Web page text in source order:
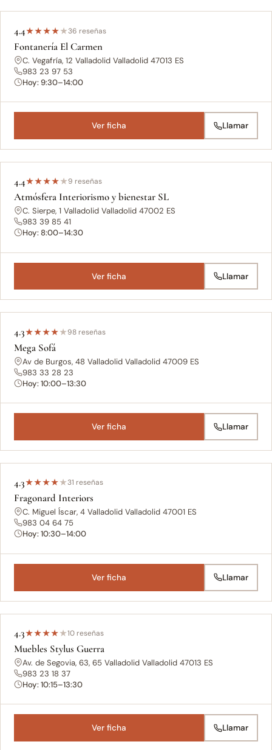
4.4★★★★★36 reseñas
Fontanería El Carmen
C. Vegafría, 12 Valladolid Valladolid 47013 ES
983 23 97 53
Hoy: 9:30–14:00
Ver ficha Llamar
4.4★★★★★9 reseñas
Atmósfera Interiorismo y bienestar SL
C. Sierpe, 1 Valladolid Valladolid 47002 ES
983 39 85 41
Hoy: 8:00–14:30
Ver ficha Llamar
4.3★★★★★98 reseñas
Mega Sofá
Av de Burgos, 48 Valladolid Valladolid 47009 ES
983 33 28 23
Hoy: 10:00–13:30
Ver ficha Llamar
4.3★★★★★31 reseñas
Fragonard Interiors
C. Miguel Íscar, 4 Valladolid Valladolid 47001 ES
983 04 64 75
Hoy: 10:30–14:00
Ver ficha Llamar
4.3★★★★★10 reseñas
Muebles Stylus Guerra
Av. de Segovia, 63, 65 Valladolid Valladolid 47013 ES
983 23 18 37
Hoy: 10:15–13:30
Ver ficha Llamar